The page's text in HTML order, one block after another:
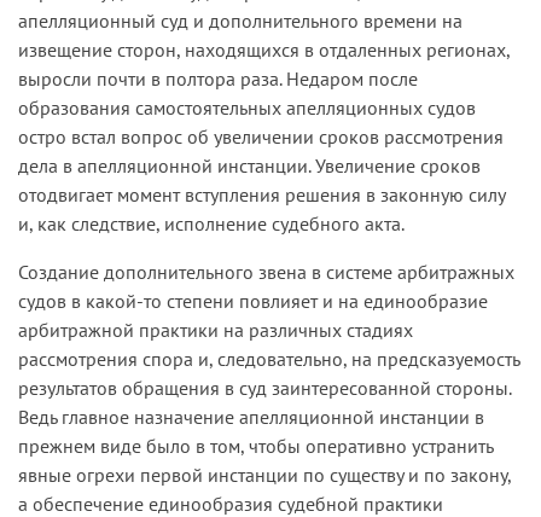
апелляционный суд и дополнительного времени на
извещение сторон, находящихся в отдаленных регионах,
выросли почти в полтора раза. Недаром после
образования самостоятельных апелляционных судов
остро встал вопрос об увеличении сроков рассмотрения
дела в апелляционной инстанции. Увеличение сроков
отодвигает момент вступления решения в законную силу
и, как следствие, исполнение судебного акта.
Создание дополнительного звена в системе арбитражных
судов в какой-то степени повлияет и на единообразие
арбитражной практики на различных стадиях
рассмотрения спора и, следовательно, на предсказуемость
результатов обращения в суд заинтересованной стороны.
Ведь главное назначение апелляционной инстанции в
прежнем виде было в том, чтобы оперативно устранить
явные огрехи первой инстанции по существу и по закону,
а обеспечение единообразия судебной практики